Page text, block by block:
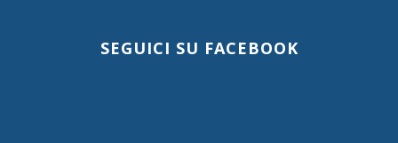
SEGUICI SU FACEBOOK